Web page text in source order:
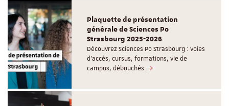
Plaquette de présentation
générale de Sciences Po
Strasbourg 2025-2026
Découvrez Sciences Po Strasbourg : voies
d'accès, cursus, formations, vie de
campus, débouchés.